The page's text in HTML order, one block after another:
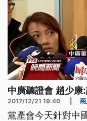
中廣聽證會 趙少康
2017/12/21 19:40
黨產會今天針對中